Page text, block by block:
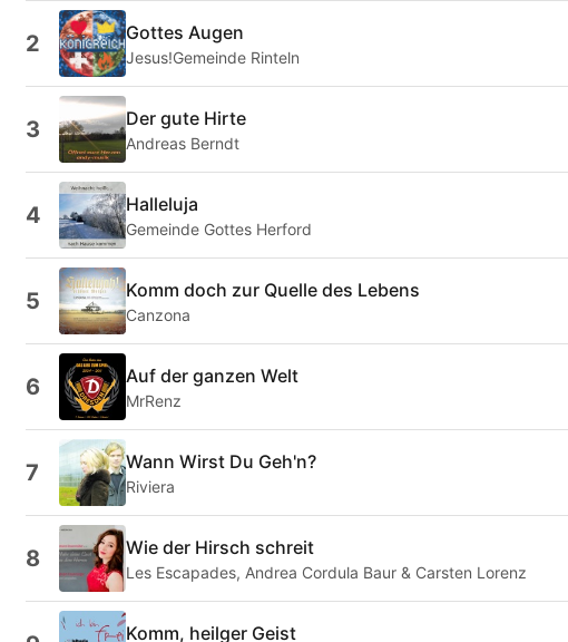
2 Gottes Augen
Jesus!Gemeinde Rinteln
3 Der gute Hirte
Andreas Berndt
4 Halleluja
Gemeinde Gottes Herford
5 Komm doch zur Quelle des Lebens
Canzona
6 Auf der ganzen Welt
MrRenz
7 Wann Wirst Du Geh'n?
Riviera
8 Wie der Hirsch schreit
Les Escapades, Andrea Cordula Baur & Carsten Lorenz
Komm, heilger Geist